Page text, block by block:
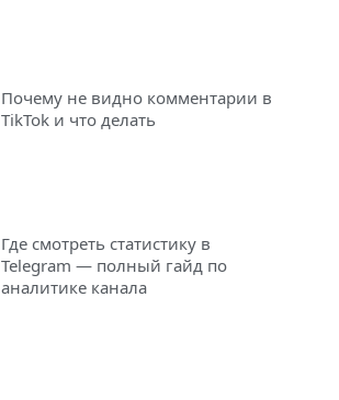
Почему не видно комментарии в
TikTok и что делать
Где смотреть статистику в
Telegram — полный гайд по
аналитике канала